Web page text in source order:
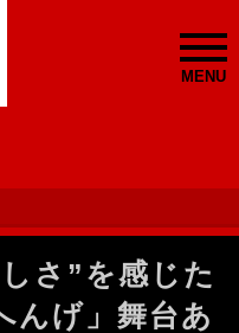
MENU
さ”を感じた
げ」舞台あ